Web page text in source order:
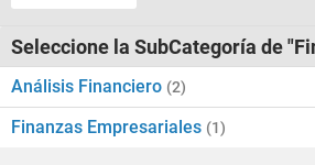
Seleccione la SubCategoría de
Análisis Financiero (2)
Finanzas Empresariales (1)